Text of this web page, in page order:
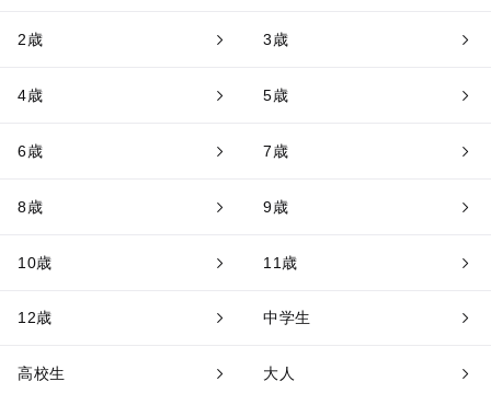
2歳 3歳
4歳 5歳
6歳 7歳
8歳 9歳
10歳 11歳
12歳 中学生
高校生 大人